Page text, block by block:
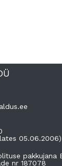
05.06.2006)
pakkujana
nr 187078